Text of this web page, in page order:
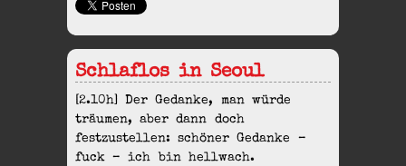
Schlaflos in Seoul
[2.10h] Der Gedanke, man würde
träumen, aber dann doch
festzustellen: schöner Gedanke –
fuck – ich bin hellwach.